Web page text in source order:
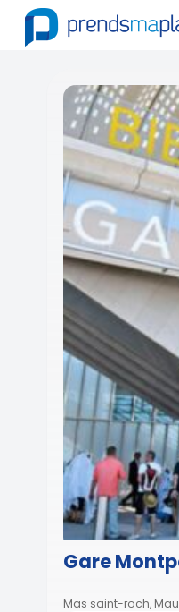
Gare
Mas saint-roch,